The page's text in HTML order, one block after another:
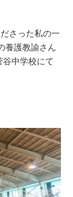
さった私の一
養護教諭さん
中学校にて